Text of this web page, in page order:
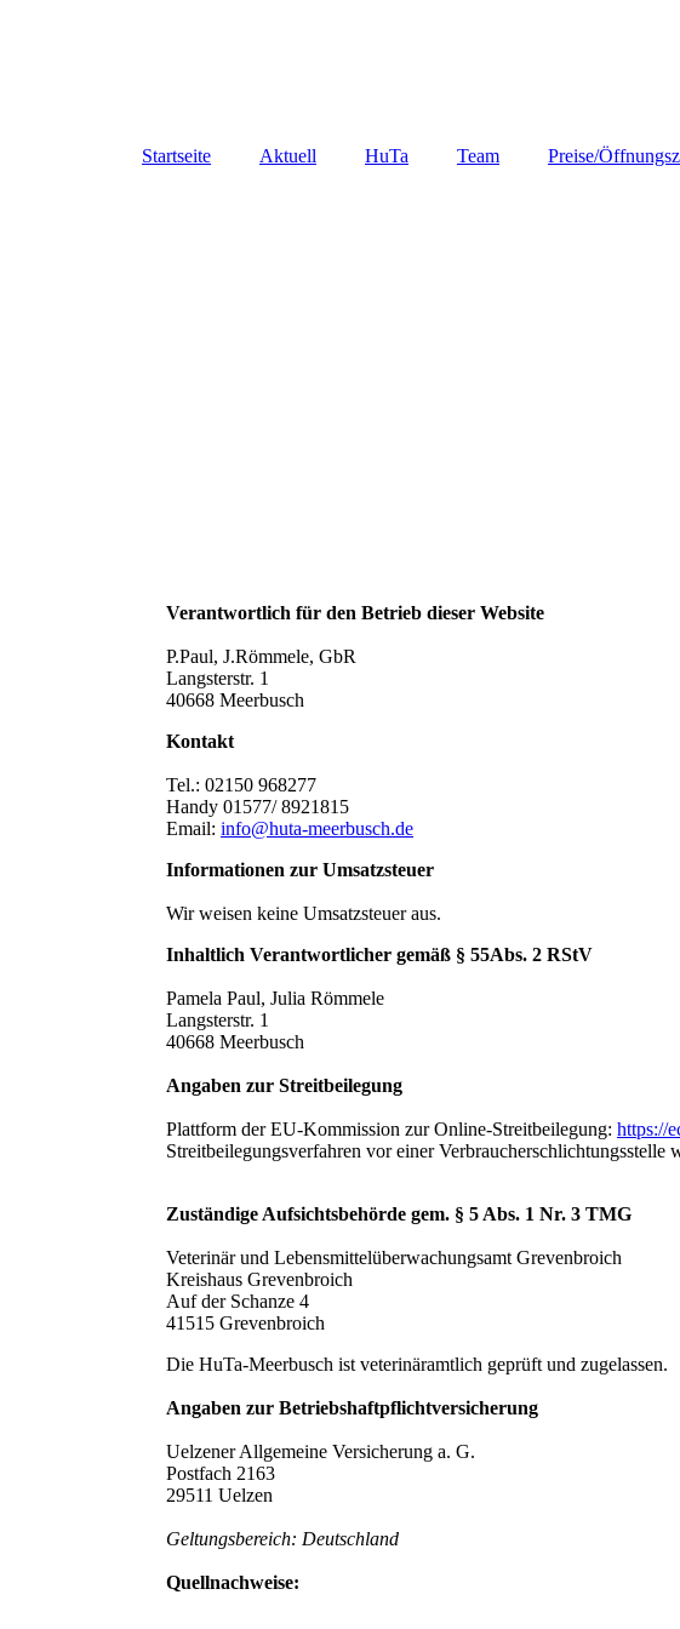
Startseite Aktuell HuTa Team Preise/
Verantwortlich für den Betrieb dieser Website
P.Paul, J.Römmele, GbR
Langsterstr. 1
40668 Meerbusch
Kontakt
Tel.: 02150 968277
Handy 01577/ 8921815
Email: info@huta-meerbusch.de
Informationen zur Umsatzsteuer
Wir weisen keine Umsatzsteuer aus.
Inhaltlich Verantwortlicher gemäß § 55Abs. 2 RStV
Pamela Paul, Julia Römmele
Langsterstr. 1
40668 Meerbusch
Angaben zur Streitbeilegung
Plattform der EU-Kommission zur Online-Streitbeilegung: https://
Streitbeilegungsverfahren vor einer Verbraucherschlichtungsstelle
Zuständige Aufsichtsbehörde gem. § 5 Abs. 1 Nr. 3 TMG
Veterinär und Lebensmittelüberwachungsamt Grevenbroich
Kreishaus Grevenbroich
Auf der Schanze 4
41515 Grevenbroich
Die HuTa-Meerbusch ist veterinäramtlich geprüft und zugelassen.
Angaben zur Betriebshaftpflichtversicherung
Uelzener Allgemeine Versicherung a. G.
Postfach 2163
29511 Uelzen
Geltungsbereich: Deutschland
Quellnachweise: